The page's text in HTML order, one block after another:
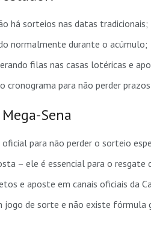
há sorteios nas datas tradicionais;
normalmente durante o acúmulo;
filas nas casas lotéricas e
para não perder
Sena
para não perder o sorteio
– ele é essencial para o resgate
e aposte em canais oficiais da
jogo de sorte e não existe fórmula